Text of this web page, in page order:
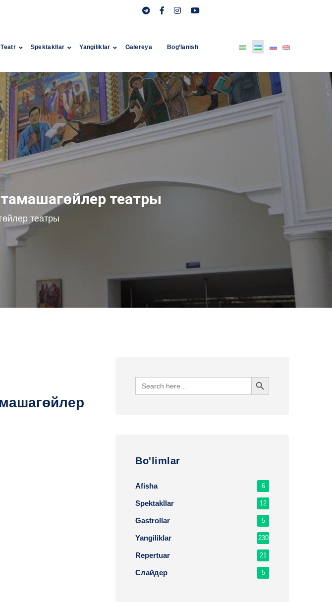
Teatr Spektakllar Yangiliklar Galereya Bog’lanish
театры
театры
Search
for:
Search Button
Bo'limlar
Afisha 6
Spektakllar 12
Gastrollar 5
Yangiliklar 230
Repertuar 21
Слайдер 5